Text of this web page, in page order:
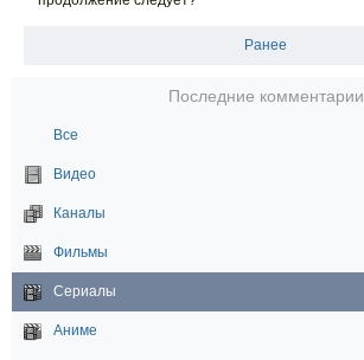
Ранее
Последние комментарии
Все
Видео
Каналы
Фильмы
Сериалы
Аниме